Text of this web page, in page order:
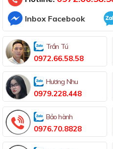
Inbox Facebook
Trần Tú
0972.66.58.58
Hương Nhu
0979.228.448
Bảo hành
0976.70.8828